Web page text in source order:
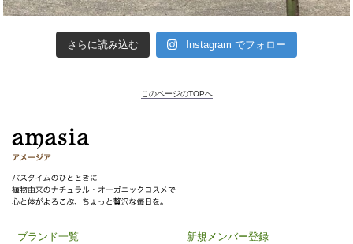
さらに読み込む Instagram でフォロー
このページのTOPへ
ブランド一覧
新規メンバー登録